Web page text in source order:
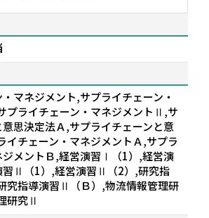
マネジメント,サプライチェーン・
プライチェーン・マネジメントⅡ,サ
思決定法Ａ,サプライチェーンと意
イチェーン・マネジメントＡ,サプラ
ジメントＢ,経営演習Ⅰ（1）,経営演
Ⅱ（1）,経営演習Ⅱ（2）,研究指
究指導演習Ⅱ（Ｂ）,物流情報管理研
研究Ⅱ